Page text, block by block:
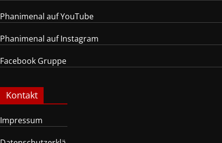
Phanimenal auf YouTube
Phanimenal auf Instagram
Facebook Gruppe
Kontakt
Impressum